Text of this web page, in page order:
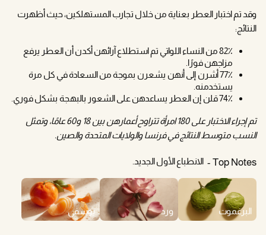
وقد تم اختبار العطر بعناية من خلال تجارب المستهلكين، حيث أظهرت
النتائج:
82٪ من النساء اللواتي تم استطلاع آرائهن أكدن أن العطر يرفع
مزاجهن فورًا.
77٪ أشرن إلى أنهن يشعرن بموجة من السعادة في كل مرة
يستخدمنه.
74٪ قلن إن العطر يساعدهن على الشعور بالبهجة بشكل فوري.
تم إجراء الاختبار على 180 امرأة تتراوح أعمارهن بين 18 و60 عامًا، وتمثل
النسب متوسط النتائج في فرنسا والولايات المتحدة والصين.
Top Notes الانطباع الأول الجديد.
البرغموت ورد يوسفي